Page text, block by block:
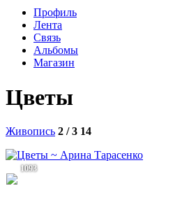
Профиль
Лента
Связь
Альбомы
Магазин
Цветы
Живопись 2 / 3 14
1093